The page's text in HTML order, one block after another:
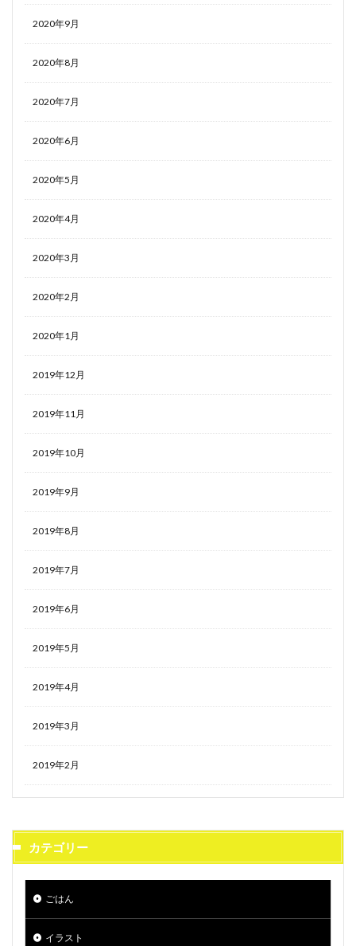
2020年9月
2020年8月
2020年7月
2020年6月
2020年5月
2020年4月
2020年3月
2020年2月
2020年1月
2019年12月
2019年11月
2019年10月
2019年9月
2019年8月
2019年7月
2019年6月
2019年5月
2019年4月
2019年3月
2019年2月
カテゴリー
ごはん
イラスト